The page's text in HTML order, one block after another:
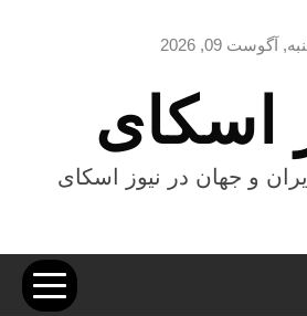
آگوست 09, 2026
اسکای
و جهان در نیوز اسکای